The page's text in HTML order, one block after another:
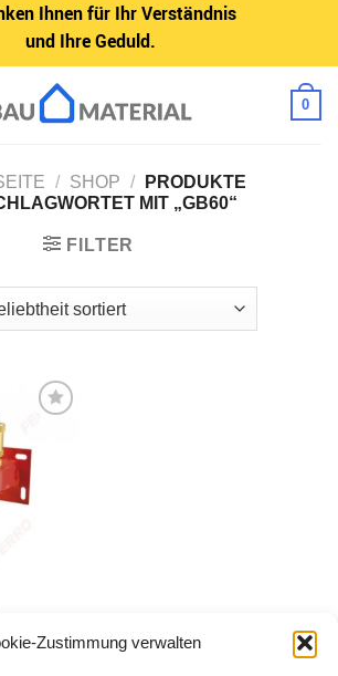
Ihnen für Ihr Verständnis
und Ihre Geduld.
Zustimmung verwalten
0
/ SHOP /
PRODUKTE
MIT „GB60“
FILTER
für
6 bar